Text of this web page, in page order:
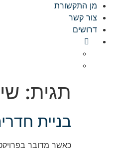
מן התקשורת
צור קשר
דרושים
תגית:
בניית
כאשר מדובר